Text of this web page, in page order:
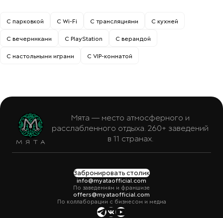
С парковкой С Wi-Fi С трансляциями С кухней
С вечеринками С PlayStation С верандой
С настольными играми С VIP-комнатой
Мята — место атмосферного и
расслабленного отдыха. 260+ заведений
в 11 странах.
Забронировать столик
info@myataofficial.com
По заведениям и франшизе
offers@myataofficial.com
По коллаборации с бизнесом и медиа